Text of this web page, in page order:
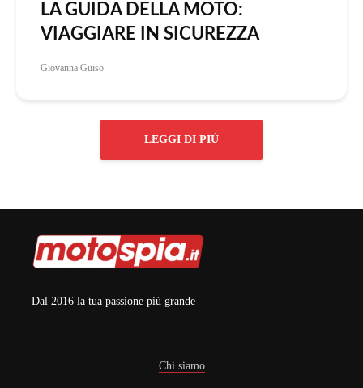
LA GUIDA DELLA MOTO:
VIAGGIARE IN SICUREZZA
Giovanna Guiso
LEGGI DI PIÙ
Dal 2016 la tua passione più grande
Chi siamo